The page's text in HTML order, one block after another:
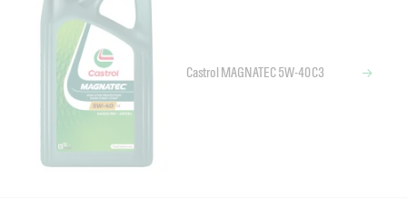
Castrol MAGNATEC 5W-40 C3